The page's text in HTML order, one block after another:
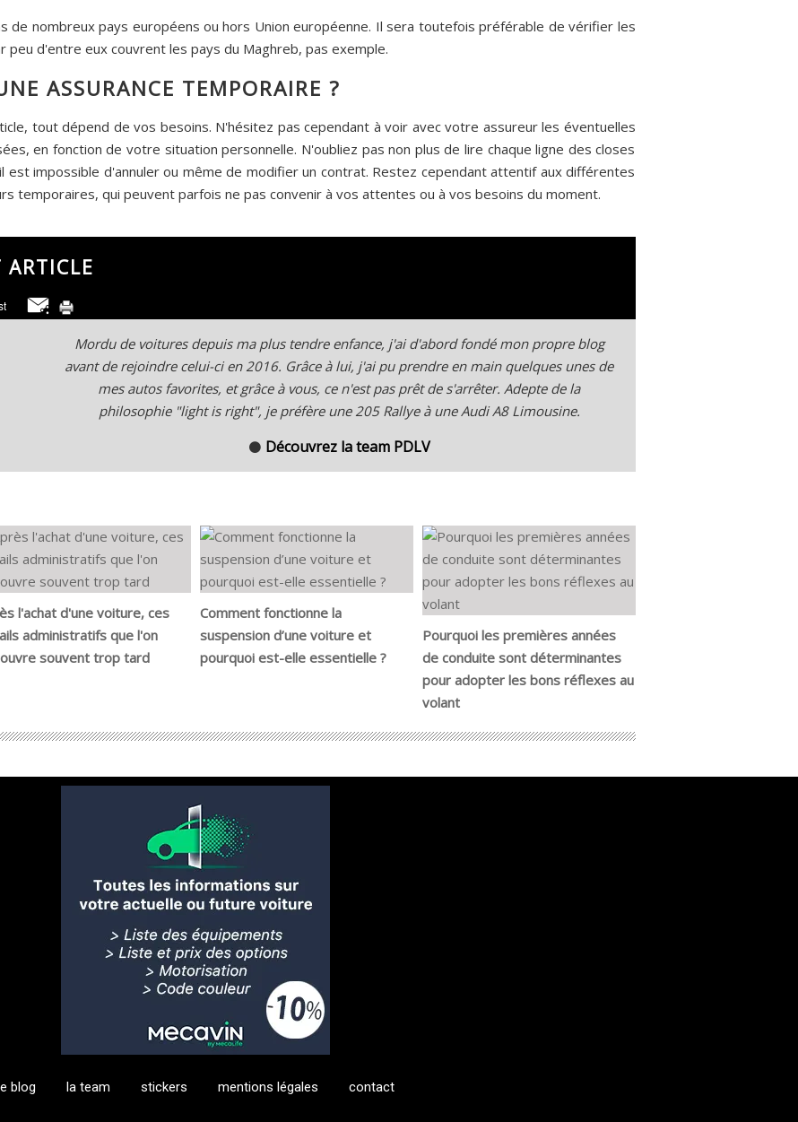
de nombreux pays européens ou hors Union européenne. Il sera toutefois préférable de vérifier les
peu d'entre eux couvrent les pays du Maghreb, pas exemple.
ASSURANCE TEMPORAIRE ?
tout dépend de vos besoins. N'hésitez pas cependant à voir avec votre assureur les éventuelles
en fonction de votre situation personnelle. N'oubliez pas non plus de lire chaque ligne des closes
impossible d'annuler ou même de modifier un contrat. Restez cependant attentif aux différentes
temporaires, qui peuvent parfois ne pas convenir à vos attentes ou à vos besoins du moment.
ARTICLE
Mordu de voitures depuis ma plus tendre enfance, j'ai d'abord fondé mon propre blog
avant de rejoindre celui-ci en 2016. Grâce à lui, j'ai pu prendre en main quelques unes de
mes autos favorites, et grâce à vous, ce n'est pas prêt de s'arrêter. Adepte de la
philosophie "light is right", je préfère une 205 Rallye à une Audi A8 Limousine.
⚫ Découvrez la team PDLV
l'achat d'une voiture, ces
administratifs que l'on
souvent trop tard
Comment fonctionne la
suspension d’une voiture et
pourquoi est-elle essentielle ?
Pourquoi les premières années
de conduite sont déterminantes
pour adopter les bons réflexes au
volant
blog la team stickers mentions légales contact